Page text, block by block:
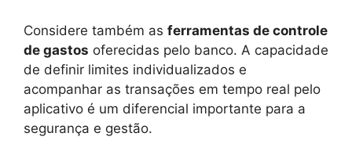
Considere também as ferramentas de controle
de gastos oferecidas pelo banco. A capacidade
de definir limites individualizados e
acompanhar as transações em tempo real pelo
aplicativo é um diferencial importante para a
segurança e gestão.